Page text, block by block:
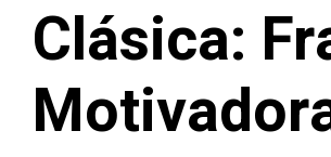
Clásica: